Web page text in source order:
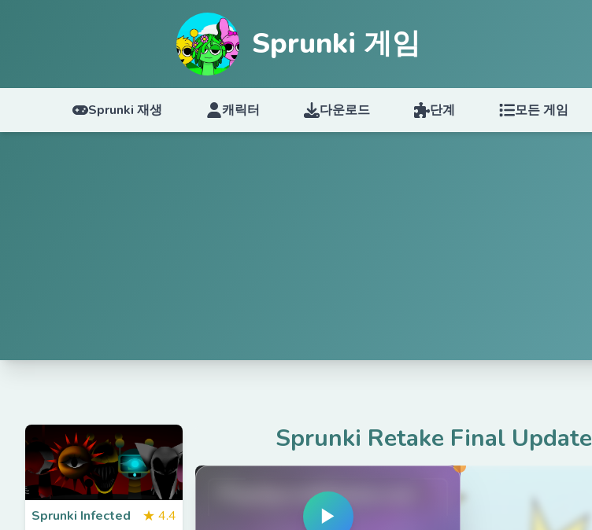
Sprunki 게임
Sprunki 재생 캐릭터 다운로드 단계 모든 게임
Sprunki Infected ★ 4.4
Sprunki Retake Final Update
PlaySprunkiGame.com
▶